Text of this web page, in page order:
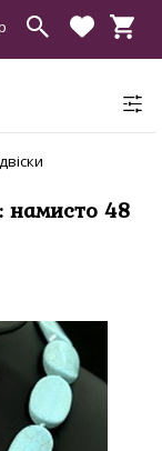
намисто 48